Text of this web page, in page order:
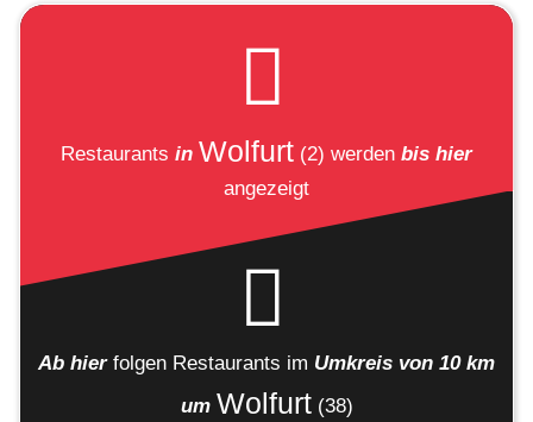
Restaurants in Wolfurt (2) werden bis hier
angezeigt
Ab hier folgen Restaurants im Umkreis von 10 km
um Wolfurt (38)